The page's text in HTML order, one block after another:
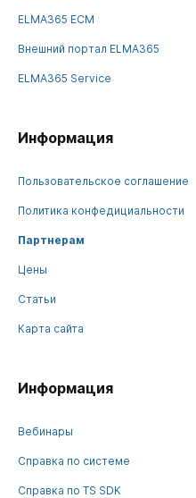
ELMA365 ECM
Внешний портал ELMA365
ELMA365 Service
Информация
Пользовательское соглашение
Политика конфедициальности
Партнерам
Цены
Статьи
Карта сайта
Информация
Вебинары
Справка по системе
Справка по TS SDK